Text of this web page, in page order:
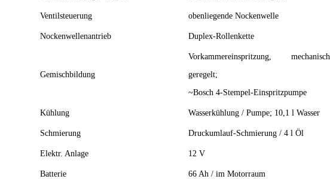
Ventilsteuerung obenliegende Nockenwelle
Nockenwellenantrieb Duplex-Rollenkette
Gemischbildung
Vorkammereinspritzung, mechanisch
geregelt;
~Bosch 4-Stempel-Einspritzpumpe
Kühlung Wasserkühlung / Pumpe; 10,1 l Wasser
Schmierung Druckumlauf-Schmierung / 4 l Öl
Elektr. Anlage 12 V
Batterie 66 Ah / im Motorraum